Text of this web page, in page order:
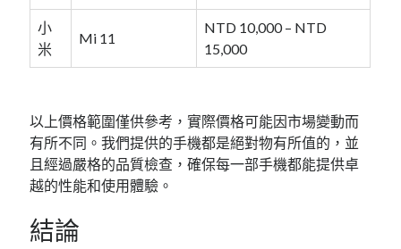
小
米
Mi 11
NTD 10,000 – NTD
15,000
以上價格範圍僅供參考，實際價格可能因市場變動而
有所不同。我們提供的手機都是絕對物有所值的，並
且經過嚴格的品質檢查，確保每一部手機都能提供卓
越的性能和使用體驗。
結論